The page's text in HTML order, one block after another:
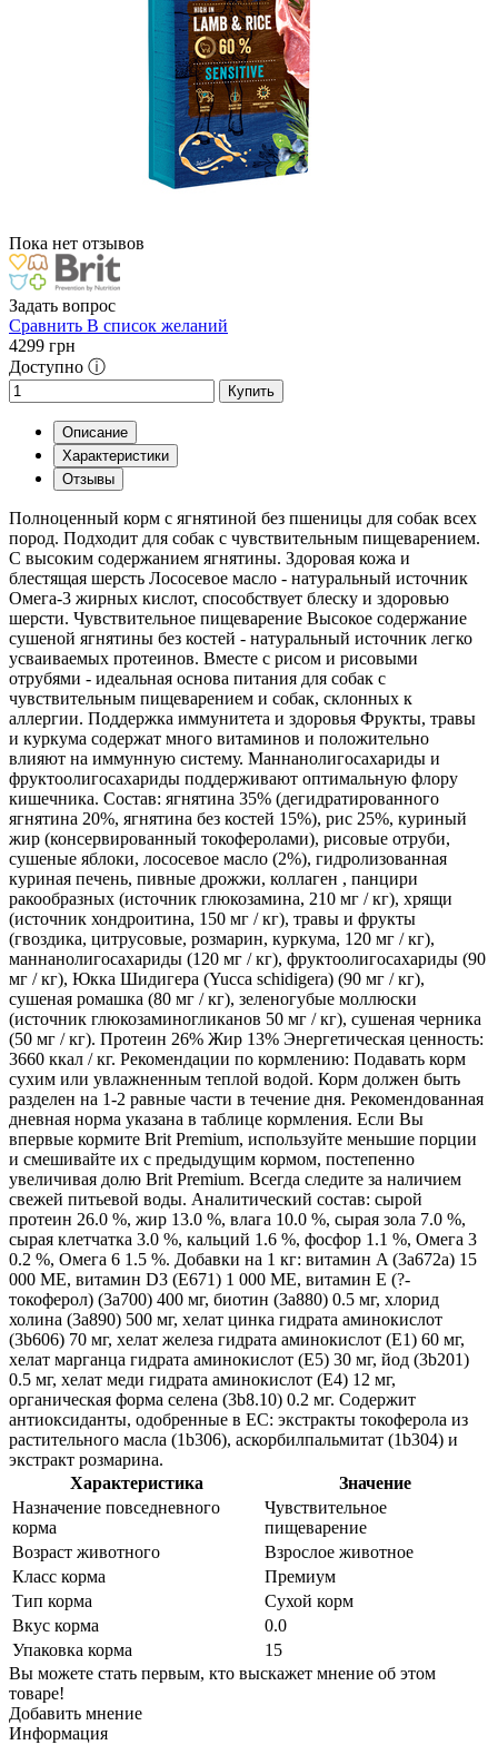
Пока нет отзывов
Задать вопрос
Сравнить В список желаний
4299 грн
Доступно ⓘ
Купить
Описание
Характеристики
Отзывы
Полноценный корм с ягнятиной без пшеницы для собак всех
пород. Подходит для собак с чувствительным пищеварением.
С высоким содержанием ягнятины. Здоровая кожа и
блестящая шерсть Лососевое масло - натуральный источник
Омега-3 жирных кислот, способствует блеску и здоровью
шерсти. Чувствительное пищеварение Высокое содержание
сушеной ягнятины без костей - натуральный источник легко
усваиваемых протеинов. Вместе с рисом и рисовыми
отрубями - идеальная основа питания для собак с
чувствительным пищеварением и собак, склонных к
аллергии. Поддержка иммунитета и здоровья Фрукты, травы
и куркума содержат много витаминов и положительно
влияют на иммунную систему. Маннанолигосахариды и
фруктоолигосахариды поддерживают оптимальную флору
кишечника. Состав: ягнятина 35% (дегидратированного
ягнятина 20%, ягнятина без костей 15%), рис 25%, куриный
жир (консервированный токоферолами), рисовые отруби,
сушеные яблоки, лососевое масло (2%), гидролизованная
куриная печень, пивные дрожжи, коллаген , панцири
ракообразных (источник глюкозамина, 210 мг / кг), хрящи
(источник хондроитина, 150 мг / кг), травы и фрукты
(гвоздика, цитрусовые, розмарин, куркума, 120 мг / кг),
маннанолигосахариды (120 мг / кг), фруктоолигосахариды (90
мг / кг), Юкка Шидигера (Yucca schidigera) (90 мг / кг),
сушеная ромашка (80 мг / кг), зеленогубые моллюски
(источник глюкозаминогликанов 50 мг / кг), сушеная черника
(50 мг / кг). Протеин 26% Жир 13% Энергетическая ценность:
3660 ккал / кг. Рекомендации по кормлению: Подавать корм
сухим или увлажненным теплой водой. Корм должен быть
разделен на 1-2 равные части в течение дня. Рекомендованная
дневная норма указана в таблице кормления. Если Вы
впервые кормите Brit Premium, используйте меньшие порции
и смешивайте их с предыдущим кормом, постепенно
увеличивая долю Brit Premium. Всегда следите за наличием
свежей питьевой воды. Аналитический состав: сырой
протеин 26.0 %, жир 13.0 %, влага 10.0 %, сырая зола 7.0 %,
сырая клетчатка 3.0 %, кальций 1.6 %, фосфор 1.1 %, Омега 3
0.2 %, Омега 6 1.5 %. Добавки на 1 кг: витамин A (3a672a) 15
000 МЕ, витамин D3 (E671) 1 000 МЕ, витамин E (?-
токоферол) (3a700) 400 мг, биотин (3a880) 0.5 мг, хлорид
холина (3a890) 500 мг, хелат цинка гидрата аминокислот
(3b606) 70 мг, хелат железа гидрата аминокислот (E1) 60 мг,
хелат марганца гидрата аминокислот (E5) 30 мг, йод (3b201)
0.5 мг, хелат меди гидрата аминокислот (E4) 12 мг,
органическая форма селена (3b8.10) 0.2 мг. Содержит
антиоксиданты, одобренные в ЕС: экстракты токоферола из
растительного масла (1b306), аскорбилпальмитат (1b304) и
экстракт розмарина.
Характеристика
Значение
Назначение повседневного
корма
Чувствительное
пищеварение
Возраст животного
Взрослое животное
Класс корма
Премиум
Тип корма
Сухой корм
Вкус корма
0.0
Упаковка корма
15
Вы можете стать первым, кто выскажет мнение об этом
товаре!
Добавить мнение
Информация